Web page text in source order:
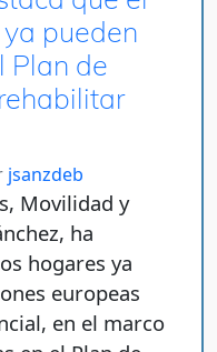
pueden
Plan de
jsanzdeb
Movilidad y
ha
hogares ya
europeas
en el marco